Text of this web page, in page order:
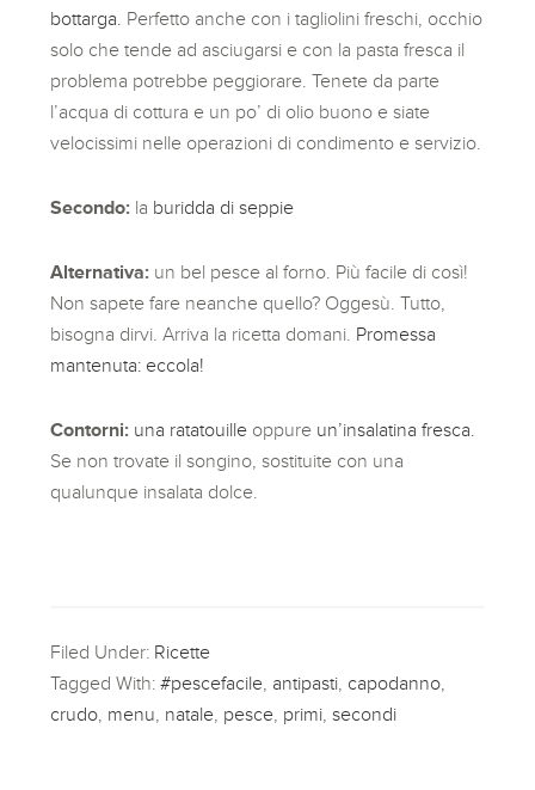
bottarga. Perfetto anche con i tagliolini freschi, occhio
solo che tende ad asciugarsi e con la pasta fresca il
problema potrebbe peggiorare. Tenete da parte
l’acqua di cottura e un po’ di olio buono e siate
velocissimi nelle operazioni di condimento e servizio.
Secondo: la buridda di seppie
Alternativa: un bel pesce al forno. Più facile di così!
Non sapete fare neanche quello? Oggesù. Tutto,
bisogna dirvi. Arriva la ricetta domani. Promessa
mantenuta: eccola!
Contorni: una ratatouille oppure un’insalatina fresca.
Se non trovate il songino, sostituite con una
qualunque insalata dolce.
Filed Under: Ricette
Tagged With:#pescefacile, antipasti, capodanno,
crudo, menu, natale, pesce, primi,secondi